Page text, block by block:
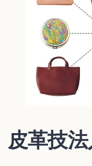
皮革技法